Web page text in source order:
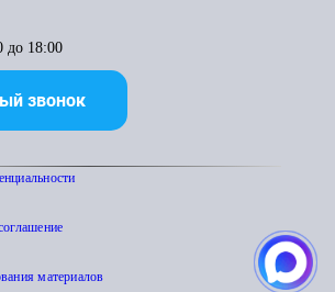
до 18:00
звонок
материалов